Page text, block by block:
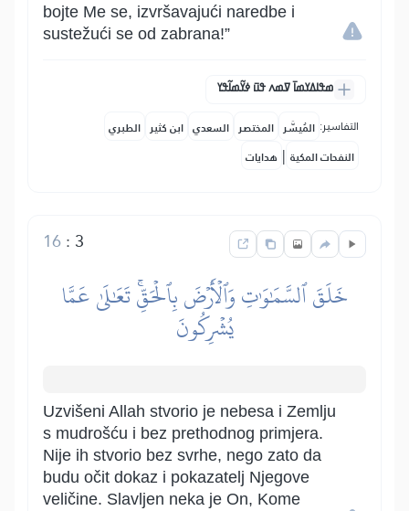
bojte Me se, izvršavajući naredbe i
sustežući se od zabrana!”
ߘߟߊߡߌߘߊ߫ ߜߘߍ ߟߎ߫ ߦߌ߬ߘߊ߬ߟߌ
التفاسير: المُيسَّر المختصر السعدي ابن كثير الطبري
النفحات المكية | هدايات
3
:
16
خَلَقَ ٱلسَّمَٰوَٰتِ وَٱلۡأَرۡضَ بِٱلۡحَقِّۚ تَعَٰلَىٰ عَمَّا
يُشۡرِكُونَ
Uzvišeni Allah stvorio je nebesa i Zemlju
s mudrošću i bez prethodnog primjera.
Nije ih stvorio bez svrhe, nego zato da
budu očit dokaz i pokazatelj Njegove
veličine. Slavljen neka je On, Kome